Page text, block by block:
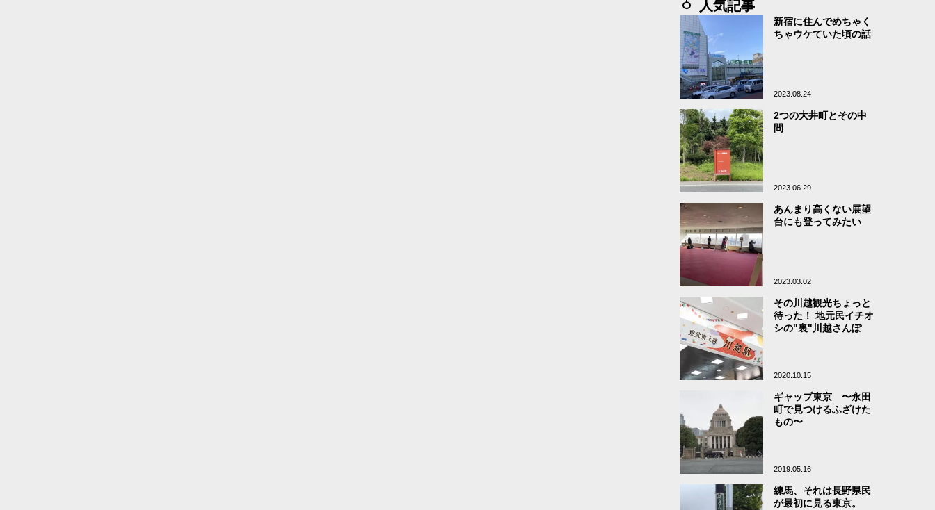
人気記事
新宿に住んでめちゃく
ちゃウケていた頃の話
2023.08.24
2つの大井町とその中
間
2023.06.29
あんまり高くない展望
台にも登ってみたい
2023.03.02
その川越観光ちょっと
待った！ 地元民イチオ
シの"裏"川越さんぽ
2020.10.15
ギャップ東京 〜永田
町で見つけるふざけた
もの〜
2019.05.16
練馬、それは長野県民
が最初に見る東京。